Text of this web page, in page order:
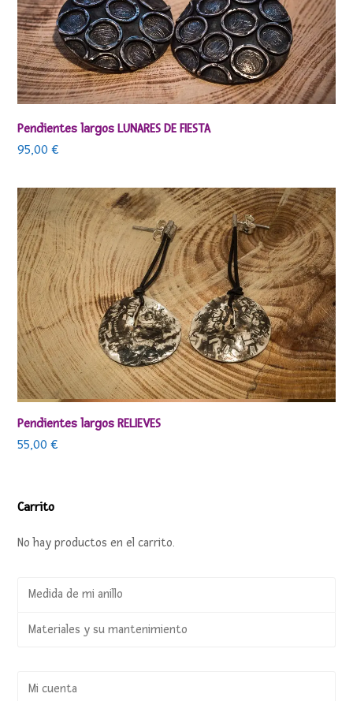
Pendientes largos LUNARES DE FIESTA
95,00€
Pendientes largos RELIEVES
55,00€
Carrito
No hay productos en el carrito.
Medida de mi anillo
Materiales y su mantenimiento
Mi cuenta